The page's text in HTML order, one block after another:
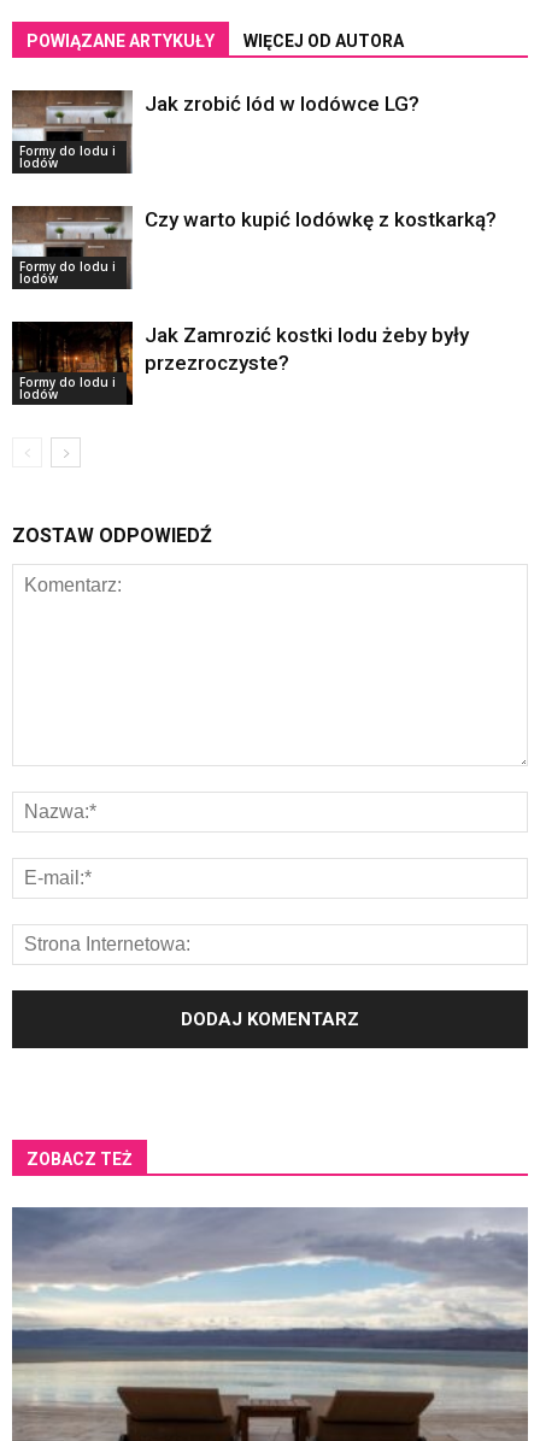
POWIĄZANE ARTYKUŁY WIĘCEJ OD AUTORA
Formy do lodu i
lodów
Jak zrobić lód w lodówce LG?
Formy do lodu i
lodów
Czy warto kupić lodówkę z kostkarką?
Formy do lodu i
lodów
Jak Zamrozić kostki lodu żeby były
przezroczyste?
ZOSTAW ODPOWIEDŹ
ZOBACZ TEŻ